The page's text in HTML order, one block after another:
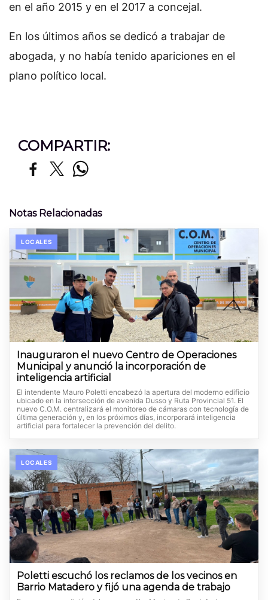
en el año 2015 y en el 2017 a concejal.
En los últimos años se dedicó a trabajar de
abogada, y no había tenido apariciones en el
plano político local.
COMPARTIR:
Notas Relacionadas
LOCALES
Inauguraron el nuevo Centro de Operaciones
Municipal y anunció la incorporación de
inteligencia artificial
El intendente Mauro Poletti encabezó la apertura del moderno edificio
ubicado en la intersección de avenida Dusso y Ruta Provincial 51. El
nuevo C.O.M. centralizará el monitoreo de cámaras con tecnología de
última generación y, en los próximos días, incorporará inteligencia
artificial para fortalecer la prevención del delito.
LOCALES
Poletti escuchó los reclamos de los vecinos en
Barrio Matadero y fijó una agenda de trabajo